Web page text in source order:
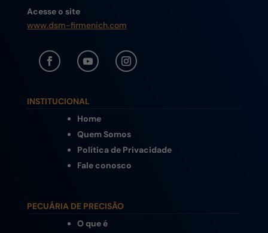
Acesse o site
www.dsm-firmenich.com
INSTITUCIONAL
Home
Quem Somos
Política de Privacidade
Fale conosco
PECUÁRIA DE PRECISÃO
O que é